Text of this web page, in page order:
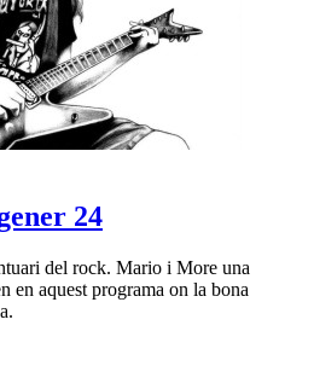
24
del rock. Mario i More una
en aquest programa on la bona